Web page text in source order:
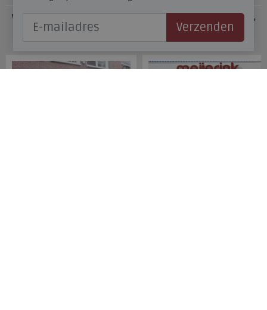
Veelgestelde vragen
Verzenden